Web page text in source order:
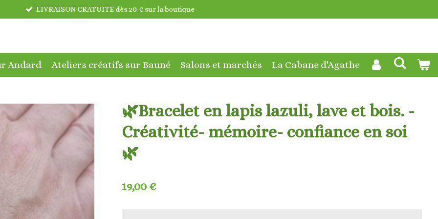
LIVRAISON GRATUITE dès 20 € sur la boutique
Andard Ateliers créatifs sur Bauné Salons et marchés La Cabane d'Agathe
🌿Bracelet en lapis lazuli, lave et bois. -
Créativité- mémoire- confiance en soi
🌿
19,00 €